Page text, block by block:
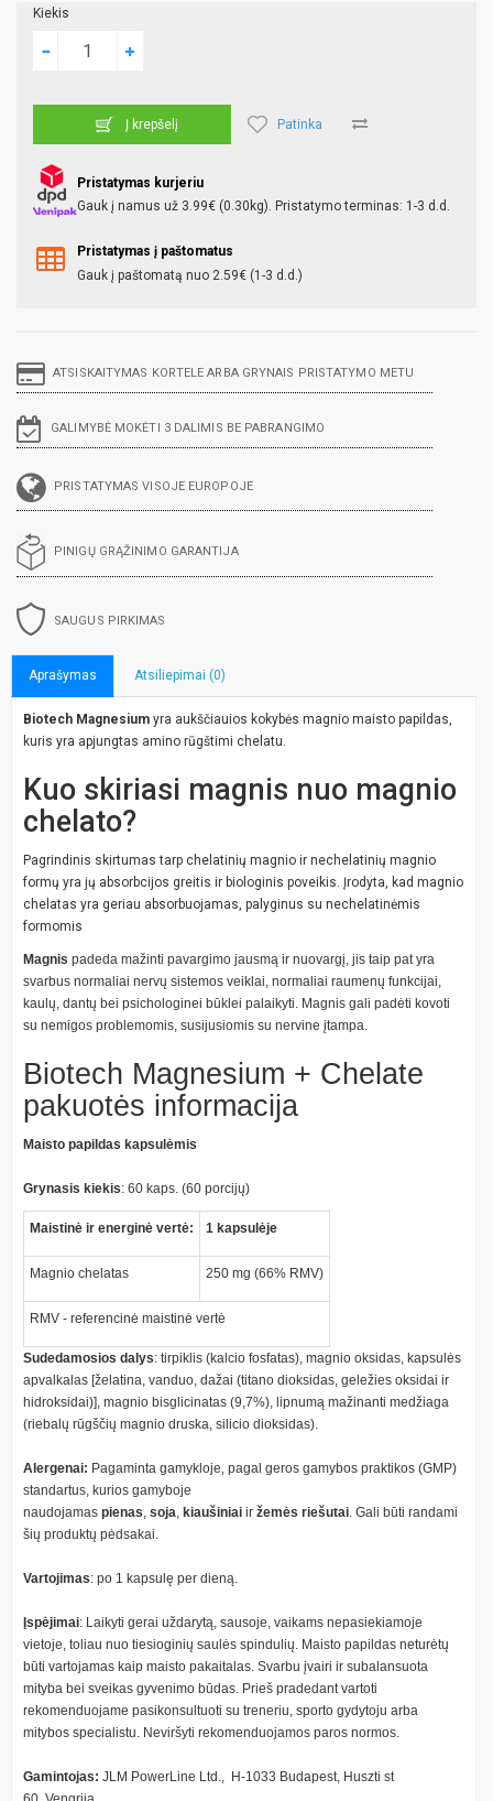
Kiekis
Į krepšelį Patinka
Pristatymas kurjeriu
Gauk į namus už 3.99€ (0.30kg). Pristatymo terminas: 1-3 d.d.
Pristatymas į paštomatus
Gauk į paštomatą nuo 2.59€ (1-3 d.d.)
ATSISKAITYMAS KORTELE ARBA GRYNAIS PRISTATYMO METU
GALIMYBĖ MOKĖTI 3 DALIMIS BE PABRANGIMO
PRISTATYMAS VISOJE EUROPOJE
PINIGŲ GRĄŽINIMO GARANTIJA
SAUGUS PIRKIMAS
Aprašymas Atsiliepimai (0)
Biotech Magnesium yra aukščiauios kokybės magnio maisto papildas,
kuris yra apjungtas amino rūgštimi chelatu.
Kuo skiriasi magnis nuo magnio
chelato?
Pagrindinis skirtumas tarp chelatinių magnio ir nechelatinių magnio
formų yra jų absorbcijos greitis ir biologinis poveikis. Įrodyta, kad magnio
chelatas yra geriau absorbuojamas, palyginus su nechelatinėmis
formomis
Magnis padeda mažinti pavargimo jausmą ir nuovargį, jis taip pat yra
svarbus normaliai nervų sistemos veiklai, normaliai raumenų funkcijai,
kaulų, dantų bei psichologinei būklei palaikyti. Magnis gali padėti kovoti
su nemigos problemomis, susijusiomis su nervine įtampa.
Biotech Magnesium + Chelate
pakuotės informacija
Maisto papildas kapsulėmis
Grynasis kiekis: 60 kaps. (60 porcijų)
Maistinė ir energinė vertė: 1 kapsulėje
Magnio chelatas 250 mg (66% RMV)
RMV - referencinė maistinė vertė
Sudedamosios dalys: tirpiklis (kalcio fosfatas), magnio oksidas, kapsulės
apvalkalas [želatina, vanduo, dažai (titano dioksidas, geležies oksidai ir
hidroksidai)], magnio bisglicinatas (9,7%), lipnumą mažinanti medžiaga
(riebalų rūgščių magnio druska, silicio dioksidas).
Alergenai: Pagaminta gamykloje, pagal geros gamybos praktikos (GMP)
standartus, kurios gamyboje
naudojamas pienas, soja, kiaušiniai ir žemės riešutai. Gali būti randami
šių produktų pėdsakai.
Vartojimas: po 1 kapsulę per dieną.
Įspėjimai: Laikyti gerai uždarytą, sausoje, vaikams nepasiekiamoje
vietoje, toliau nuo tiesioginių saulės spindulių. Maisto papildas neturėtų
būti vartojamas kaip maisto pakaitalas. Svarbu įvairi ir subalansuota
mityba bei sveikas gyvenimo būdas. Prieš pradedant vartoti
rekomenduojame pasikonsultuoti su treneriu, sporto gydytoju arba
mitybos specialistu. Neviršyti rekomenduojamos paros normos.
Gamintojas: JLM PowerLine Ltd., H-1033 Budapest, Huszti st